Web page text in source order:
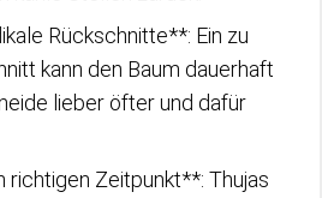
Rückschnitte**: Ein zu
kann den Baum dauerhaft
lieber öfter und dafür
richtigen Zeitpunkt**: Thujas